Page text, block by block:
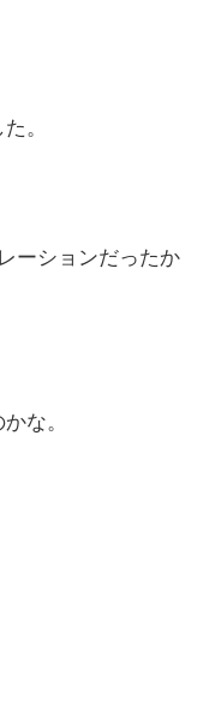
。
ーションだったか
な。